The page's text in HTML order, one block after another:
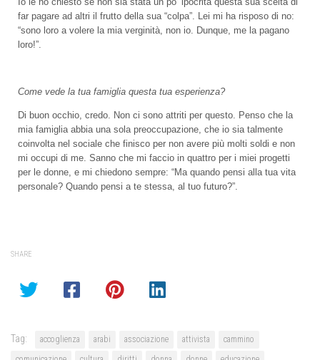
far pagare ad altri il frutto della sua “colpa”. Lei mi ha risposo di no:
“sono loro a volere la mia verginità, non io. Dunque, me la pagano
loro!”.
Come vede la tua famiglia questa tua esperienza?
Di buon occhio, credo. Non ci sono attriti per questo. Penso che la
mia famiglia abbia una sola preoccupazione, che io sia talmente
coinvolta nel sociale che finisco per non avere più molti soldi e non
mi occupi di me. Sanno che mi faccio in quattro per i miei progetti
per le donne, e mi chiedono sempre: “Ma quando pensi alla tua vita
personale? Quando pensi a te stessa, al tuo futuro?”.
SHARE
Tag: accoglienza arabi associazione attivista
cammino